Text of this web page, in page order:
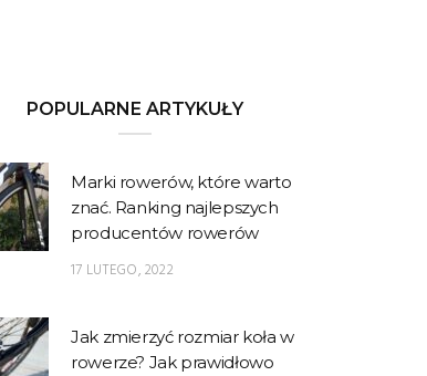
POPULARNE ARTYKUŁY
Marki rowerów, które warto
znać. Ranking najlepszych
producentów rowerów
17 LUTEGO, 2022
Jak zmierzyć rozmiar koła w
rowerze? Jak prawidłowo